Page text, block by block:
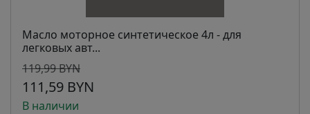
Масло моторное синтетическое 4л - для
легковых авт...
119,99 BYN
111,59 BYN
В наличии